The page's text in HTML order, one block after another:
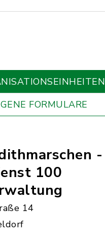
FORMULARE
-
100
14